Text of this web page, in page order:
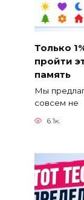
Только
пройти
память
Мы
совсем не
6.1к.